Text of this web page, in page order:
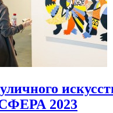
2023